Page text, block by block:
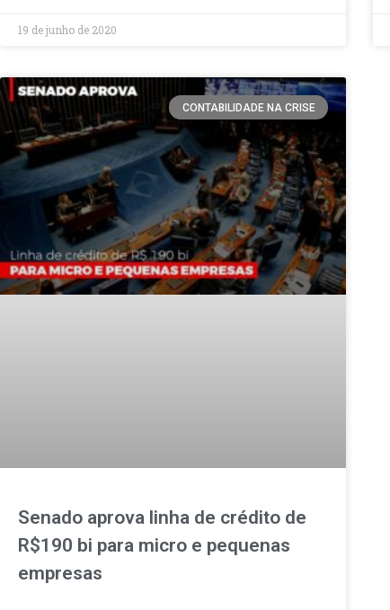
19 de junho de 2020
CONTABILIDADE NA CRISE
Senado aprova linha de crédito de
R$190 bi para micro e pequenas
empresas